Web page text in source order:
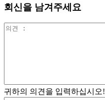
회신을 남겨주세요
귀하의 의견을 입력하십시오!